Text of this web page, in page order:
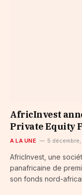
AfricInvest
Private Equity
A LA UNE 5 décembre,
AfricInvest, une
panafricaine de
son fonds nord-